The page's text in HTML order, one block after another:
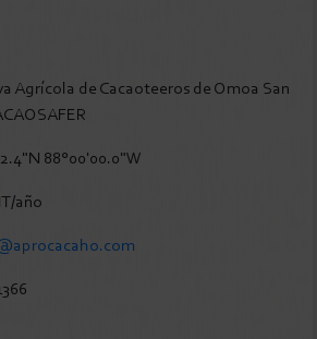
Agrícola de Cacaoteeros de Omoa San
88°00'00.0"W
año